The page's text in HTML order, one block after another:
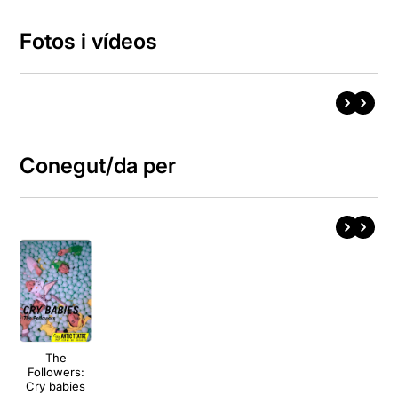
Fotos i vídeos
Conegut/da per
The
Followers:
Cry babies